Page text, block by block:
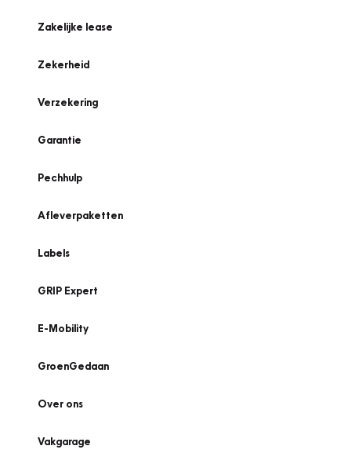
Zakelijke lease
Zekerheid
Verzekering
Garantie
Pechhulp
Afleverpaketten
Labels
GRIP Expert
E-Mobility
GroenGedaan
Over ons
Vakgarage